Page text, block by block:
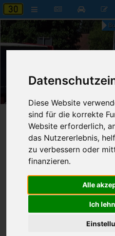
Diese Website
sind für die korrekte
Website erforderlich,
das Nutzererlebnis,
zu verbessern oder
finanzieren.
Alle
Ich
Startseite» B30 aktuell»
09.04.2025 - 19:18 Uhr
Franz Fischer
Nr.
779
Tunnel wird